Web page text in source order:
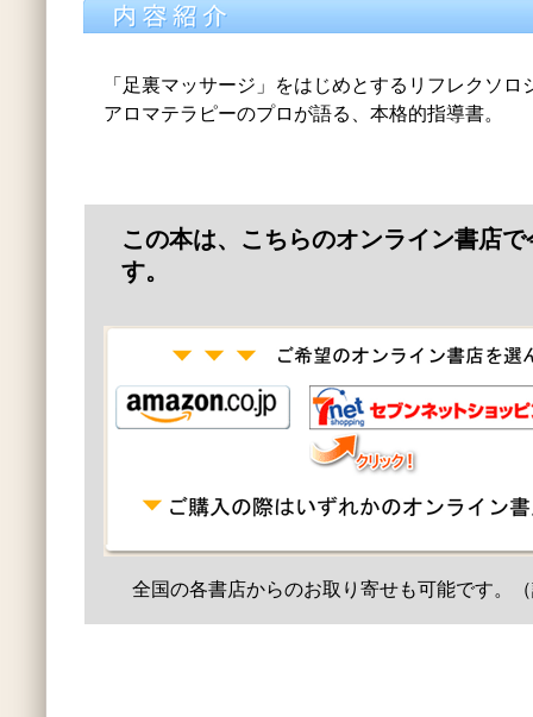
「足裏マッサージ」をはじめとするリフレクソロ
アロマテラピーのプロが語る、本格的指導書。
この本は、こちらのオンライン書店
す。
全国の各書店からのお取り寄せも可能です。